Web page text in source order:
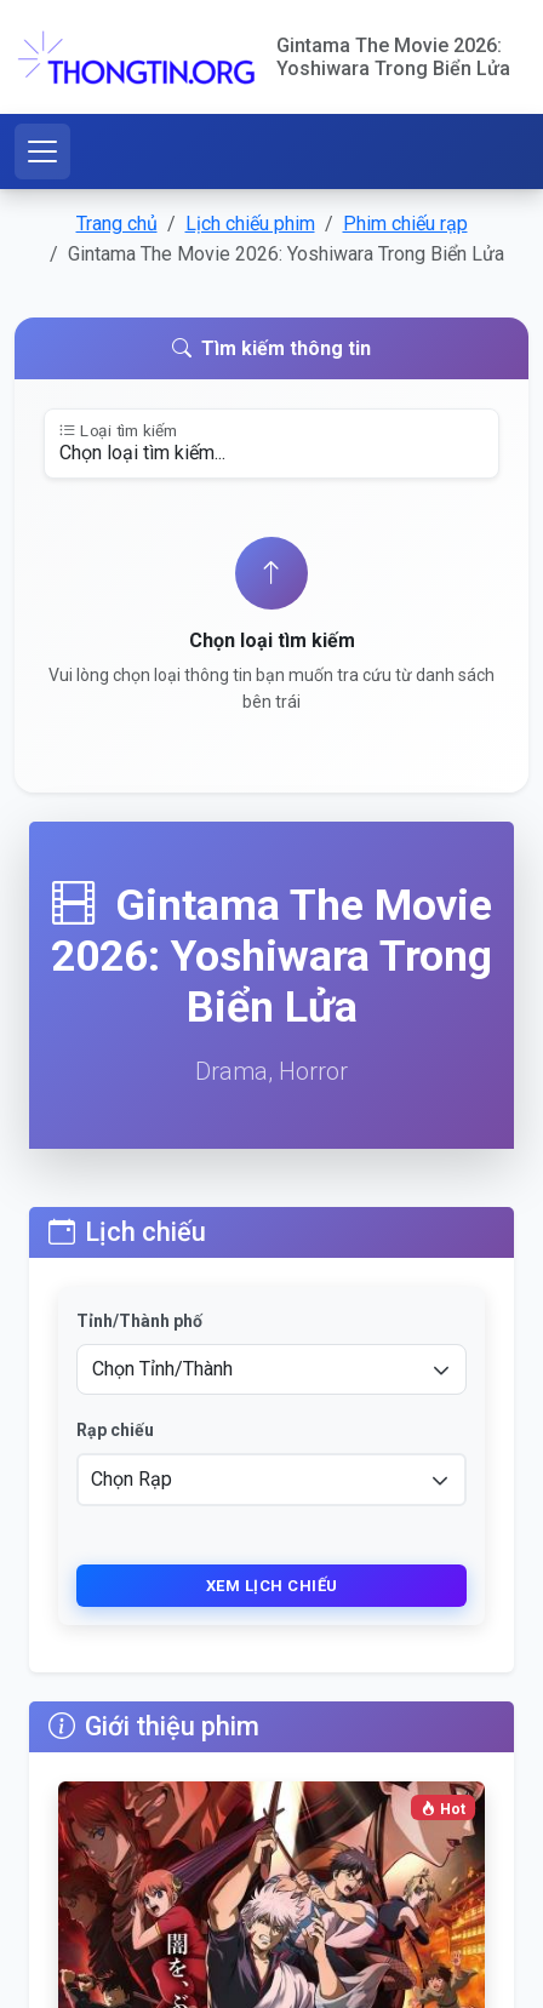
Gintama The Movie 2026:
Yoshiwara Trong Biển Lửa
Trang chủ Lịch chiếu phim
Phim chiếu rạp
Gintama The Movie 2026: Yoshiwara Trong Biển Lửa
Tìm kiếm thông tin
Loại tìm kiếm
Chọn loại tìm kiếm
Vui lòng chọn loại thông tin bạn muốn tra cứu từ danh sách
bên trái
Gintama The Movie
2026: Yoshiwara Trong
Biển Lửa
Drama, Horror
Lịch chiếu
Tỉnh/Thành phố
Rạp chiếu
XEM LỊCH CHIẾU
Giới thiệu phim
Hot